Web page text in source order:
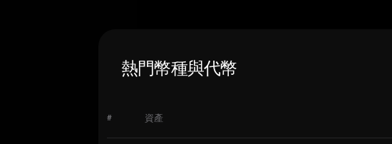
熱門幣種與代幣
# 資產